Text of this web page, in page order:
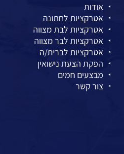
אודות
אטרקציות לחתונה
אטרקציות לבת מצווה
אטרקציות לבר מצווה
אטרקציות לברית/ה
הפקת הצעת נישואין
מבצעים חמים
צור קשר